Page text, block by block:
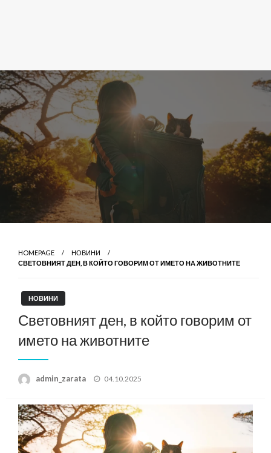
HOMEPAGE
НОВИНИ
СВЕТОВНИЯТ ДЕН, В КОЙТО ГОВОРИМ ОТ ИМЕТО НА ЖИВОТНИТЕ
НОВИНИ
Световният ден, в който говорим от
името на животните
admin_zarata
Posted
04.10.2025